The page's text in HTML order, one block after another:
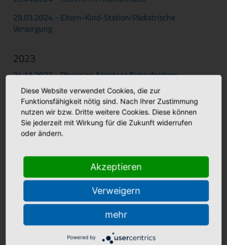
29.03.2024 - Eltern-Kind-Station/Pädiatrische
Versorgung
2023
24.11.2023 - Physician Assistant Notaufnahme
27.10.2023 - Reanimation
30.06.2023 - Laborbesuch im Marien Hospital Papenburg
Aschendorf
Pflegeakademie St. Anna
28.04.2023 - Was ist ein Praxisanleiter?
Diese Website verwendet Cookies, die zur
Funktionsfähigkeit nötig sind. Nach Ihrer Zustimmung
nutzen wir bzw. Dritte weitere Cookies. Diese können
Sie jederzeit mit Wirkung für die Zukunft widerrufen
oder ändern.
Akzeptieren
Verweigern
mehr
Powered by